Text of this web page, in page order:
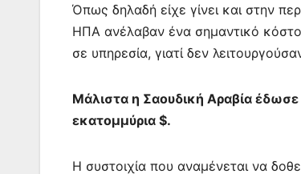
Όπως δηλαδή είχε γίνει και στην
ΗΠΑ ανέλαβαν ένα σημαντικό
σε υπηρεσία, γιατί δεν
Μάλιστα η Σαουδική Αραβία
εκατομμύρια $.
Η συστοιχία που αναμένεται να